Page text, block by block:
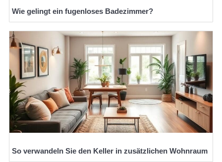
Wie gelingt ein fugenloses Badezimmer?
So verwandeln Sie den Keller in zusätzlichen Wohnraum